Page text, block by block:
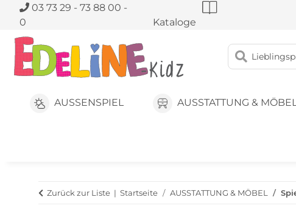
03 73 29 - 73 88 00 -
0
Kataloge
AUSSENSPIEL AUSSTATTUNG &
Zurück zur Liste Startseite AUSSTATTUNG & MÖBEL